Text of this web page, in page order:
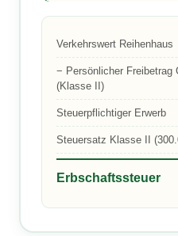
Verkehrswert Reihenhaus
− Persönlicher Freibetrag
(Klasse II)
Steuerpflichtiger Erwerb
Steuersatz Klasse II
Erbschaftssteuer